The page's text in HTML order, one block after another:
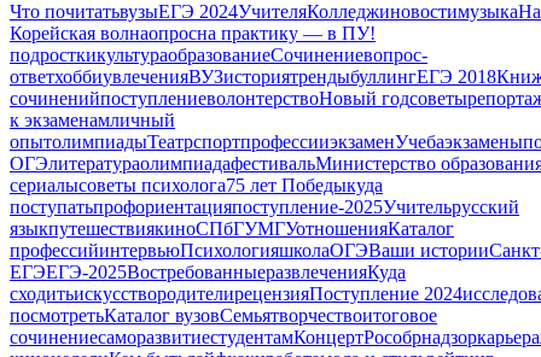
Что почитатьвузыЕГЭ 2024УчителяКолледжиновостимузыка
Корейская волнаопросна практику — в ПУ!
подросткикультураобразованиеСочинениевопрос-
ответхоббиувлеченияВУЗисториятрендыбуллингЕГЭ 2018
сочиненийпоступлениеволонтерствоНовый годсоветы
к экзаменамличный
опытолимпиадыТеатрспортпрофессииэкзаменУчебаэкзамены
ОГЭлитератураолимпиадафестивальМинистерство
сериалысоветы психолога75 лет Победыкуда
поступатьпрофориентацияпоступление-2025Учительрусский
языкпутешествиякиноСПбГУМГУотношенияКаталог
профессийинтервьюПсихологияшколаОГЭВаши истории
ЕГЭЕГЭ-2025ВостребованныеразвлеченияКуда
сходитьискусствородителирецензияПоступление 2024
посмотретьКаталог вузовСемьятворчествоитоговое
сочинениесаморазвитиестудентамКонцертРособрнадзоркарьера